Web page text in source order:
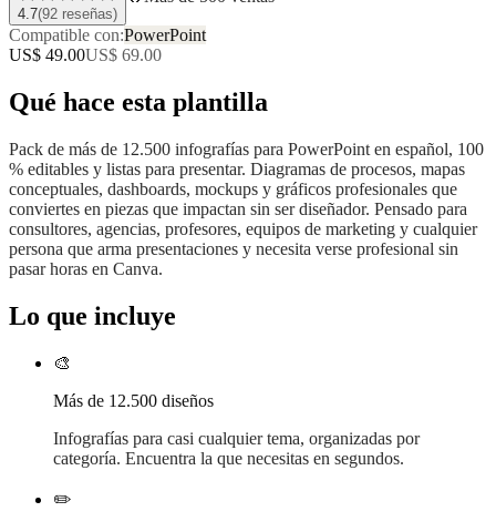
4.7(92 reseñas)
Compatible con:PowerPoint
US$ 49.00US$ 69.00
Qué hace esta plantilla
Pack de más de 12.500 infografías para PowerPoint en español, 100
% editables y listas para presentar. Diagramas de procesos, mapas
conceptuales, dashboards, mockups y gráficos profesionales que
conviertes en piezas que impactan sin ser diseñador. Pensado para
consultores, agencias, profesores, equipos de marketing y cualquier
persona que arma presentaciones y necesita verse profesional sin
pasar horas en Canva.
Lo que incluye
🎨
Más de 12.500 diseños
Infografías para casi cualquier tema, organizadas por
categoría. Encuentra la que necesitas en segundos.
✏️